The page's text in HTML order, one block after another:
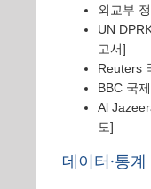
외교부
UN
고서]
Reuters
BBC 국
Al
도]
데이터·통